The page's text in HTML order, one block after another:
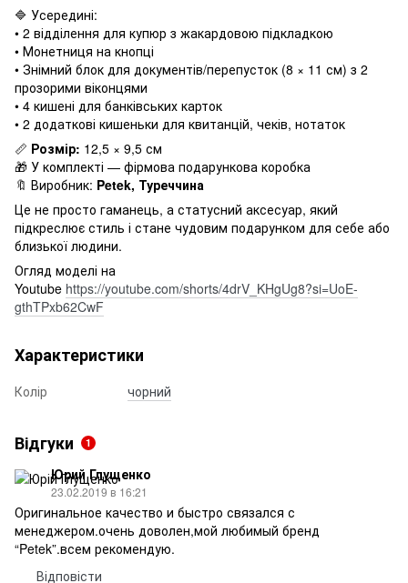
🔷 Усередині:
• 2 відділення для купюр з жакардовою підкладкою
• Монетниця на кнопці
• Знімний блок для документів/перепусток (8 × 11 см) з 2
прозорими віконцями
• 4 кишені для банківських карток
• 2 додаткові кишеньки для квитанцій, чеків, нотаток
📏 Розмір: 12,5 × 9,5 см
🎁 У комплекті — фірмова подарункова коробка
🔖 Виробник: Petek, Туреччина
Це не просто гаманець, а статусний аксесуар, який
підкреслює стиль і стане чудовим подарунком для себе або
близької людини.
Огляд моделі на
Youtube https://youtube.com/shorts/4drV_KHgUg8?si=UoE-
gthTPxb62CwF
Характеристики
Колір чорний
Відгуки 1
Юрий Глущенко
23.02.2019 в 16:21
Оригинальное качество и быстро связался с
менеджером.очень доволен,мой любимый бренд
“Petek”.всем рекомендую.
Відповісти